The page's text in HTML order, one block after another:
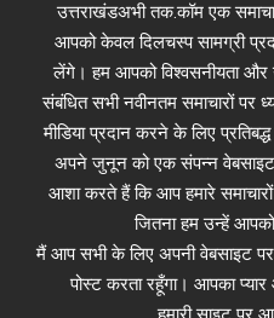
उत्तराखंडअभी तक.कॉम एक
आपको केवल दिलचस्प सामग्री
लेंगे। हम आपको विश्वसनीयता
संबंधित सभी नवीनतम समाचारों पर
मीडिया प्रदान करने के लिए
अपने जुनून को एक संपन्न
आशा करते हैं कि आप हमारे
जितना हम उन्हें
मैं आप सभी के लिए अपनी वेबसाइट पर
पोस्ट करता रहूँगा। आपका